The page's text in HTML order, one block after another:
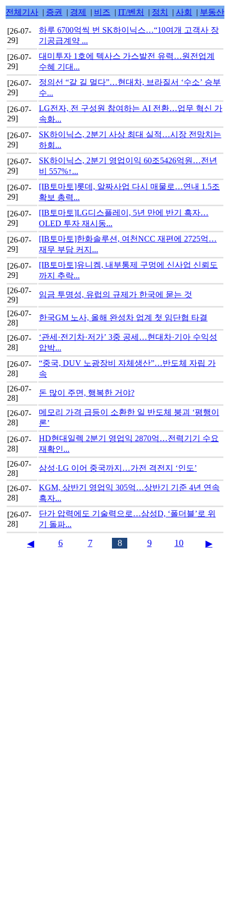
전체기사 | 증권 | 경제 | 비즈 | IT/벤처 | 정치 | 사회 | 부동산
[26-07-
29]
하루 6700억씩 번 SK하이닉스…“10여개 고객사 장
기공급계약 ...
[26-07-
29]
대미투자 1호에 텍사스 가스발전 유력…원전업계
수혜 기대...
[26-07-
29]
정의선 “갈 길 멀다”…현대차, 브라질서 ‘수소’ 승부
수...
[26-07-
29]
LG전자, 전 구성원 참여하는 AI 전환…업무 혁신 가
속화...
[26-07-
29]
SK하이닉스, 2분기 사상 최대 실적…시장 전망치는
하회...
[26-07-
29]
SK하이닉스, 2분기 영업이익 60조5426억원…전년
비 557%↑...
[26-07-
29]
[IB토마토]롯데, 알짜사업 다시 매물로…연내 1.5조
확보 총력...
[26-07-
29]
[IB토마토]LG디스플레이, 5년 만에 반기 흑자…
OLED 투자 재시동...
[26-07-
29]
[IB토마토]한화솔루션, 여천NCC 재편에 2725억…
재무 부담 커지...
[26-07-
29]
[IB토마토]유니켐, 내부통제 구멍에 신사업 신뢰도
까지 추락...
[26-07-
29]
임금 투명성, 유럽의 규제가 한국에 묻는 것
[26-07-
28]
한국GM 노사, 올해 완성차 업계 첫 임단협 타결
[26-07-
28]
‘관세·전기차·저가’ 3중 공세…현대차·기아 수익성
압박...
[26-07-
28]
“중국, DUV 노광장비 자체생산”…반도체 자립 가
속
[26-07-
28]
돈 많이 주면, 행복한 거야?
[26-07-
28]
메모리 가격 급등이 소환한 일 반도체 붕괴 ‘평행이
론’
[26-07-
28]
HD현대일렉 2분기 영업익 2870억…전력기기 수요
재확인...
[26-07-
28]
삼성·LG 이어 중국까지…가전 격전지 ‘인도’
[26-07-
28]
KGM, 상반기 영업익 305억…상반기 기준 4년 연속
흑자...
[26-07-
28]
단가 압력에도 기술력으로…삼성D, ‘폴더블’로 위
기 돌파...
◀ 6 7 8 9 10 ▶